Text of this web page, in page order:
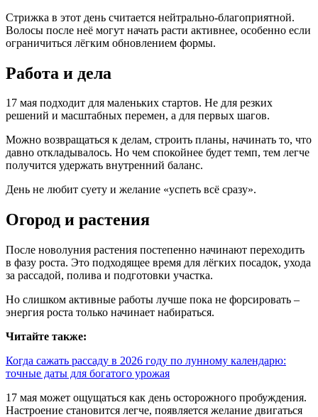
Стрижка в этот день считается нейтрально-благоприятной.
Волосы после неё могут начать расти активнее, особенно если
ограничиться лёгким обновлением формы.
Работа и дела
17 мая подходит для маленьких стартов. Не для резких
решений и масштабных перемен, а для первых шагов.
Можно возвращаться к делам, строить планы, начинать то, что
давно откладывалось. Но чем спокойнее будет темп, тем легче
получится удержать внутренний баланс.
День не любит суету и желание «успеть всё сразу».
Огород и растения
После новолуния растения постепенно начинают переходить
в фазу роста. Это подходящее время для лёгких посадок, ухода
за рассадой, полива и подготовки участка.
Но слишком активные работы лучше пока не форсировать –
энергия роста только начинает набираться.
Читайте также:
Когда сажать рассаду в 2026 году по лунному календарю:
точные даты для богатого урожая
17 мая может ощущаться как день осторожного пробуждения.
Настроение становится легче, появляется желание двигаться